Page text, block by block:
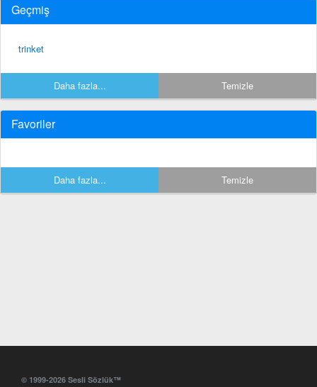
Geçmiş
trinket
Daha fazla... Temizle
Favoriler
Daha fazla... Temizle
© 1999-2026 Sesli Sözlük™